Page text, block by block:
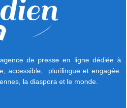
de presse en ligne dédiée à
accessible, plurilingue et engagée.
la diaspora et le monde.